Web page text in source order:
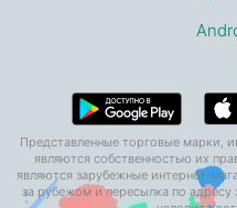
Представленные торговые марки,
являются собственностью их
являются зарубежные интернет-
за рубежом и пересылка по адресу